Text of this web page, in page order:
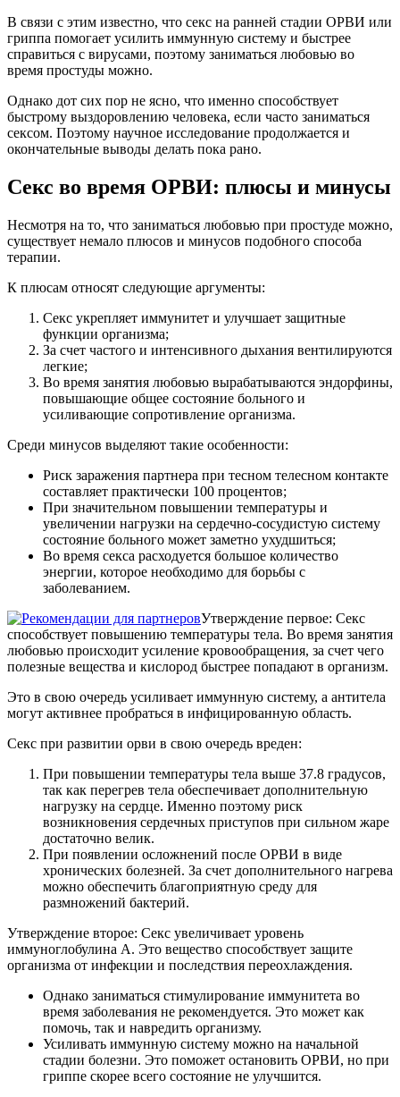
В связи с этим известно, что секс на ранней стадии ОРВИ или
гриппа помогает усилить иммунную систему и быстрее
справиться с вирусами, поэтому заниматься любовью во
время простуды можно.
Однако дот сих пор не ясно, что именно способствует
быстрому выздоровлению человека, если часто заниматься
сексом. Поэтому научное исследование продолжается и
окончательные выводы делать пока рано.
Секс во время ОРВИ: плюсы и минусы
Несмотря на то, что заниматься любовью при простуде можно,
существует немало плюсов и минусов подобного способа
терапии.
К плюсам относят следующие аргументы:
Секс укрепляет иммунитет и улучшает защитные
функции организма;
За счет частого и интенсивного дыхания вентилируются
легкие;
Во время занятия любовью вырабатываются эндорфины,
повышающие общее состояние больного и
усиливающие сопротивление организма.
Среди минусов выделяют такие особенности:
Риск заражения партнера при тесном телесном контакте
составляет практически 100 процентов;
При значительном повышении температуры и
увеличении нагрузки на сердечно-сосудистую систему
состояние больного может заметно ухудшиться;
Во время секса расходуется большое количество
энергии, которое необходимо для борьбы с
заболеванием.
Утверждение первое: Секс
способствует повышению температуры тела. Во время занятия
любовью происходит усиление кровообращения, за счет чего
полезные вещества и кислород быстрее попадают в организм.
Это в свою очередь усиливает иммунную систему, а антитела
могут активнее пробраться в инфицированную область.
Секс при развитии орви в свою очередь вреден:
При повышении температуры тела выше 37.8 градусов,
так как перегрев тела обеспечивает дополнительную
нагрузку на сердце. Именно поэтому риск
возникновения сердечных приступов при сильном жаре
достаточно велик.
При появлении осложнений после ОРВИ в виде
хронических болезней. За счет дополнительного нагрева
можно обеспечить благоприятную среду для
размножений бактерий.
Утверждение второе: Секс увеличивает уровень
иммуноглобулина А. Это вещество способствует защите
организма от инфекции и последствия переохлаждения.
Однако заниматься стимулирование иммунитета во
время заболевания не рекомендуется. Это может как
помочь, так и навредить организму.
Усиливать иммунную систему можно на начальной
стадии болезни. Это поможет остановить ОРВИ, но при
гриппе скорее всего состояние не улучшится.